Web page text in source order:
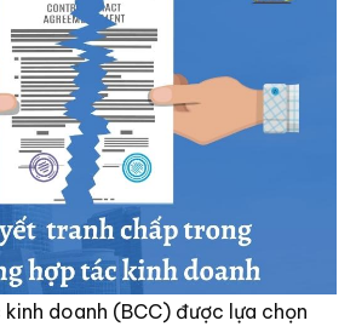
doanh (BCC) được lựa chọn